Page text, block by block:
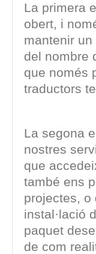
La primera
obert, i
mantenir
del nombre
que només
traductors
La segona
nostres
que
també ens
projectes, o
instal·lació
paquet
de com